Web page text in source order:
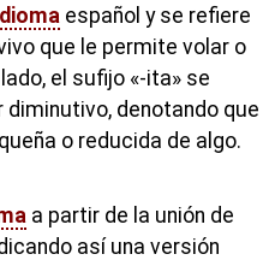
español y se refiere
que le permite volar o
el sufijo «-ita» se
diminutivo, denotando que
o reducida de algo.
a partir de la unión de
así una versión